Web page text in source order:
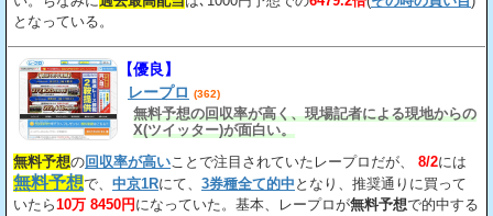
となっている。
【優良】
レープロ (362)
無料予想の回収率が高く、現場記者による現地からの
X(ツイッター)が面白い。
無料予想の回収率が高いことで注目されていたレープロだが、 8/2には
無料予想で、 中京1Rにて、 3券種全て的中 となり、推奨通りに買って
いたら10万 8450円 になっていた。基本、レープロが無料予想で的中する